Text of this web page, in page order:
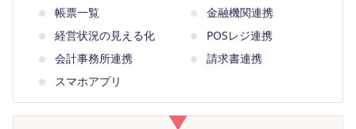
帳票一覧
金融機関連携
経営状況の見える化
POSレジ連携
会計事務所連携
請求書連携
スマホアプリ